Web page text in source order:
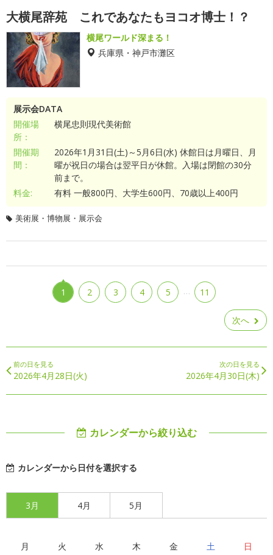
大横尾辞苑 これであなたもヨコオ博士！？
横尾ワールド深まる！
兵庫県・神戸市灘区
展示会DATA
開催場
所：
横尾忠則現代美術館
開催期
間：
2026年1月31日(土)～5月6日(水) 休館日は月曜日、月
曜が祝日の場合は翌平日が休館。入場は閉館の30分
前まで。
料金:
有料 一般800円、大学生600円、70歳以上400円
美術展・博物展・展示会
1 2 3 4 5 … 11
次へ
前の日を見る
2026年4月28日(火)
次の日を見る
2026年4月30日(木)
カレンダーから絞り込む
カレンダーから日付を選択する
3月 4月 5月
月 火 水 木 金 土 日